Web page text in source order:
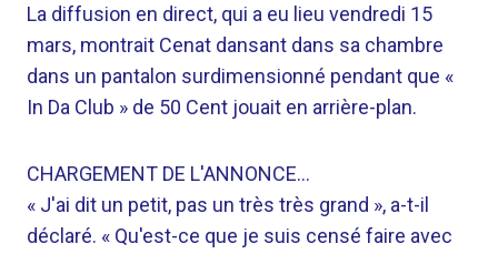
La diffusion en direct, qui a eu lieu vendredi 15
mars, montrait Cenat dansant dans sa chambre
dans un pantalon surdimensionné pendant que «
In Da Club » de 50 Cent jouait en arrière-plan.
CHARGEMENT DE L'ANNONCE…
« J'ai dit un petit, pas un très très grand », a-t-il
déclaré. « Qu'est-ce que je suis censé faire avec